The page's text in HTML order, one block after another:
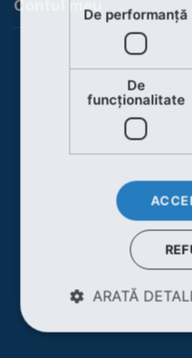
Contul meu
De performanță
De
funcţionalitate
ARATĂ